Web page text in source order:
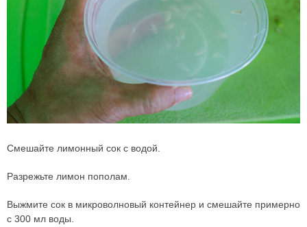
Смешайте лимонный сок с водой.
Разрежьте лимон пополам.
Выжмите сок в микроволновый контейнер и смешайте примерно
с 300 мл воды.